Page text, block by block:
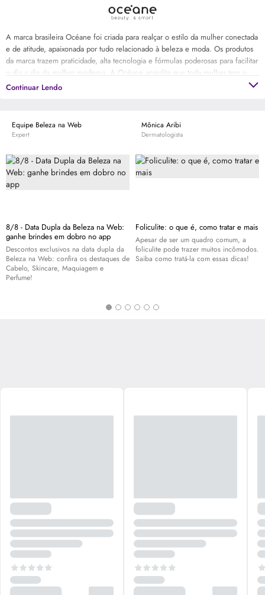
A marca brasileira Océane foi criada para realçar o estilo da mulher conectada
e de atitude, apaixonada por tudo relacionado à beleza e moda. Os produtos
da marca trazem praticidade, alta tecnologia e fórmulas poderosas para facilitar
o dia a dia da mulher moderna. A Océane acredita que toda mulher tem o
poder transformador e a força de ser a protagonista de sua vida, para
Continuar Lendo
Equipe Beleza na Web
Expert
8/8 - Data Dupla da Beleza na Web:
ganhe brindes em dobro no app
Descontos exclusivos na data dupla da
Beleza na Web: confira os destaques de
Cabelo, Skincare, Maquiagem e
Perfume!
Mônica Aribi
Dermatologista
Foliculite: o que é, como tratar e mais
Apesar de ser um quadro comum, a
foliculite pode trazer muitos incômodos.
Saiba como tratá-la com essas dicas!